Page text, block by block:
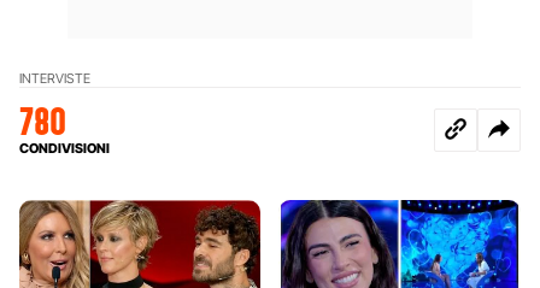
INTERVISTE
780
CONDIVISIONI